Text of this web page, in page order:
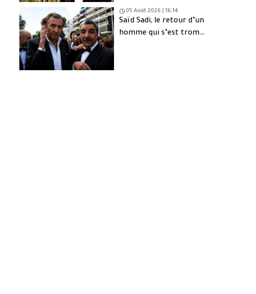
05 Août 2026 | 16:14
Saïd Sadi, le retour d’un
homme qui s’est trompé